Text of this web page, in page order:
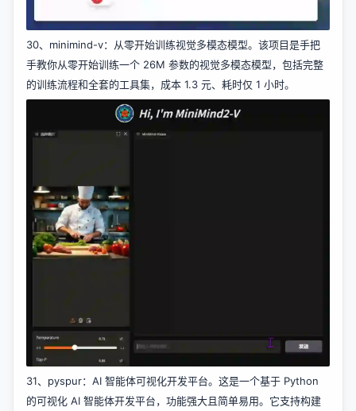
30、 minimind-v：从零开始训练视觉多模态模型。该项目是手把
手教你从零开始训练一个 26M 参数的视觉多模态模型，包括完整
的训练流程和全套的工具集，成本 1.3 元、耗时仅 1 小时。
31、 pyspur：AI 智能体可视化开发平台。这是一个基于 Python
的可视化 AI 智能体开发平台，功能强大且简单易用。它支持构建